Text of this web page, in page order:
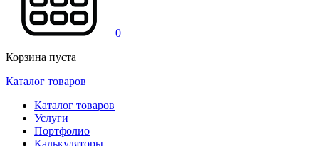
0
Корзина пуста
Каталог товаров
Каталог товаров
Услуги
Портфолио
Калькуляторы